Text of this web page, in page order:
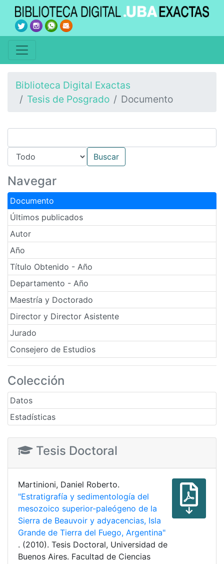
Biblioteca Digital Exactas
Tesis de Posgrado
Documento
Navegar
Documento
Últimos publicados
Autor
Año
Título Obtenido - Año
Departamento - Año
Maestría y Doctorado
Director y Director Asistente
Jurado
Consejero de Estudios
Colección
Datos
Estadísticas
Tesis Doctoral
Martinioni, Daniel Roberto.
"Estratigrafía y sedimentología del
mesozoico superior-paleógeno de la
Sierra de Beauvoir y adyacencias, Isla
Grande de Tierra del Fuego, Argentina"
. (2010). Tesis Doctoral, Universidad de
Buenos Aires. Facultad de Ciencias